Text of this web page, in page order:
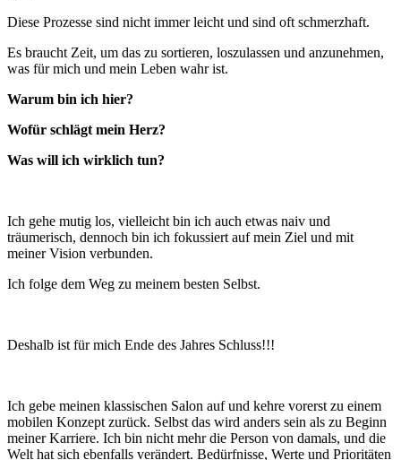
Diese Prozesse sind nicht immer leicht und sind oft schmerzhaft.
Es braucht Zeit, um das zu sortieren, loszulassen und anzunehmen,
was für mich und mein Leben wahr ist.
Warum bin ich hier?
Wofür schlägt mein Herz?
Was will ich wirklich tun?
Ich gehe mutig los, vielleicht bin ich auch etwas naiv und
träumerisch, dennoch bin ich fokussiert auf mein Ziel und mit
meiner Vision verbunden.
Ich folge dem Weg zu meinem besten Selbst.
Deshalb ist für mich Ende des Jahres Schluss!!!
Ich gebe meinen klassischen Salon auf und kehre vorerst zu einem
mobilen Konzept zurück. Selbst das wird anders sein als zu Beginn
meiner Karriere. Ich bin nicht mehr die Person von damals, und die
Welt hat sich ebenfalls verändert. Bedürfnisse, Werte und Prioritäten